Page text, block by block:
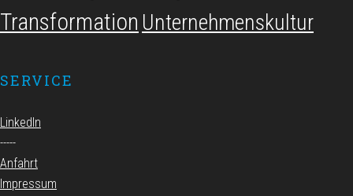
Transformation Unternehmenskultur
SERVICE
LinkedIn
-----
Anfahrt
Impressum